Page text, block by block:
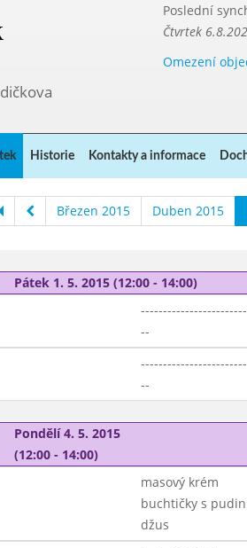
Poslední
Čtvrtek
Omezení
Historie Kontakty a informace
Březen 2015 Duben 2015
Pátek 1. 5. 2015 (12:00 - 14:00)
--
--
Pondělí 4. 5. 2015
(12:00 - 14:00)
masový krém
buchtičky s
džus